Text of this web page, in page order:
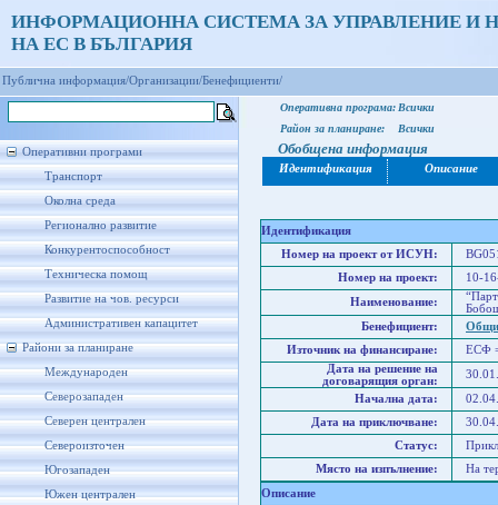
ИНФОРМАЦИОННА СИСТЕМА ЗА УПРАВЛЕНИЕ И
НА ЕС В БЪЛГАРИЯ
Публична информация/Организации/Бенефициенти/
Оперативни програми
Транспорт
Околна среда
Регионално развитие
Конкурентоспособност
Техническа помощ
Развитие на чов. ресурси
Административен капацитет
Райони за планиране
Международен
Северозападен
Северен централен
Североизточен
Югозападен
Южен централен
Оперативна програма: Всички
Район за планиране:
Всички
Обобщена информация
Идентификация Описание
Идентификация
Номер на проект от ИСУН:
Номер на проект:
10-
Наименование:
Бенефициент:
Източник на финансиране:
ЕСФ
Дата на решение на
договарящия орган:
Начална дата:
Дата на приключване:
Статус:
Място на изпълнение:
На
Описание